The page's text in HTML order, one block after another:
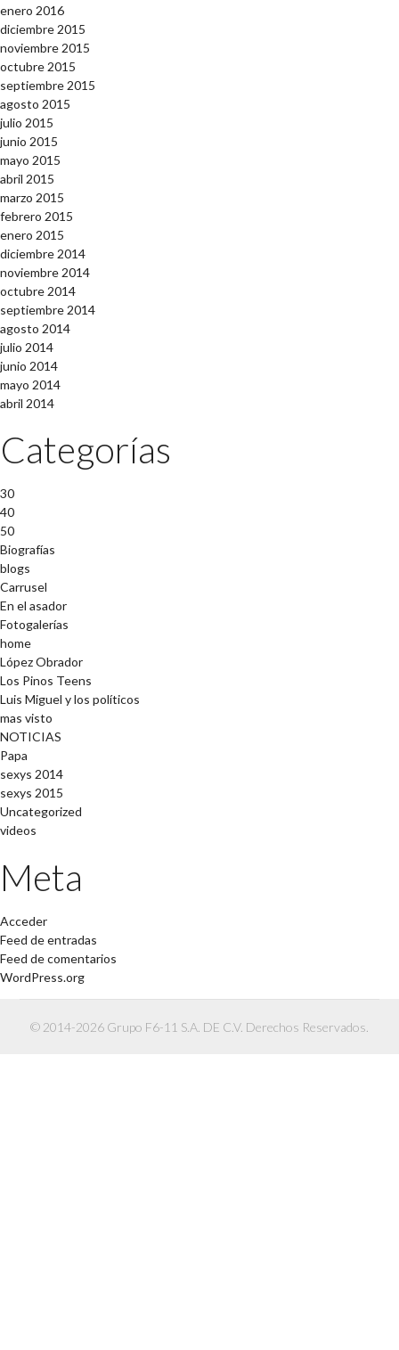
enero 2016
diciembre 2015
noviembre 2015
octubre 2015
septiembre 2015
agosto 2015
julio 2015
junio 2015
mayo 2015
abril 2015
marzo 2015
febrero 2015
enero 2015
diciembre 2014
noviembre 2014
octubre 2014
septiembre 2014
agosto 2014
julio 2014
junio 2014
mayo 2014
abril 2014
Categorías
30
40
50
Biografías
blogs
Carrusel
En el asador
Fotogalerías
home
López Obrador
Los Pinos Teens
Luis Miguel y los políticos
mas visto
NOTICIAS
Papa
sexys 2014
sexys 2015
Uncategorized
videos
Meta
Acceder
Feed de entradas
Feed de comentarios
WordPress.org
© 2014-2026 Grupo F6-11 S.A. DE C.V. Derechos Reservados.